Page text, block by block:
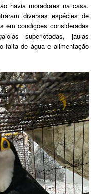
havia moradores na casa.
diversas espécies de
em condições consideradas
superlotadas, jaulas
falta de água e alimentação